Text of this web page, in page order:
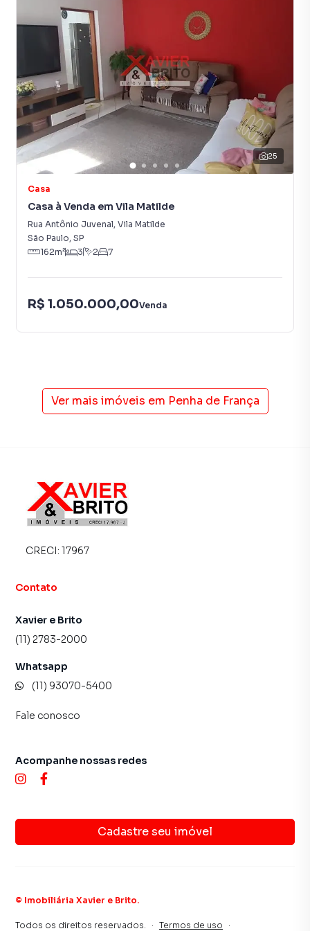
25
Casa
Casa à Venda em Vila Matilde
Rua Antônio Juvenal, Vila Matilde
São Paulo, SP
162m² 3 2 7
R$ 1.050.000,00Venda
Ver mais imóveis em Penha de França
CRECI: 17967
Contato
Xavier e Brito
(11) 2783-2000
Whatsapp
(11) 93070-5400
Fale conosco
Cadastre seu imóvel
Acompanhe nossas redes
© Imobiliária Xavier e Brito.
Todos os direitos reservados. · Termos de uso ·